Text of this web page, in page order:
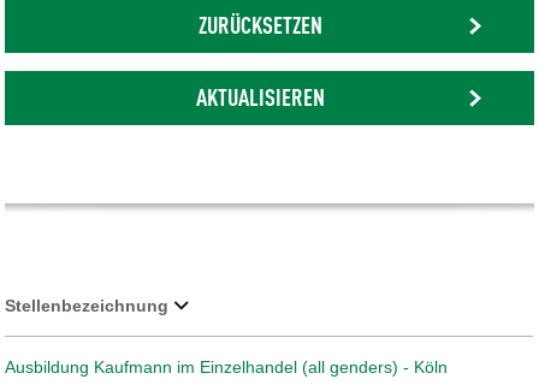
ZURÜCKSETZEN
AKTUALISIEREN
Stellenbezeichnung
Ausbildung Kaufmann im Einzelhandel (all genders) - Köln